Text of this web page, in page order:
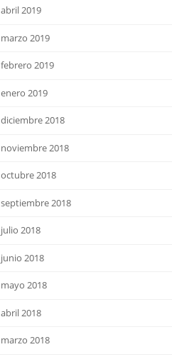
abril 2019
marzo 2019
febrero 2019
enero 2019
diciembre 2018
noviembre 2018
octubre 2018
septiembre 2018
julio 2018
junio 2018
mayo 2018
abril 2018
marzo 2018